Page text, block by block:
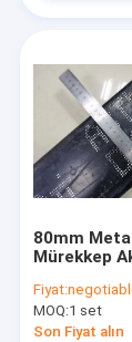
Lazer
Etiket
çağrı
Gıda
Görsel
80mm
Mürekkep
Logo
Makinesi
Fiyat:
MOQ:1 set
Son Fiyat alın